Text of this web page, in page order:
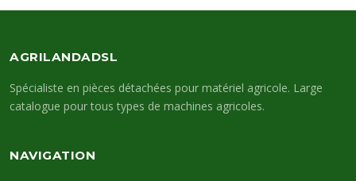
AGRILANDADSL
Spécialiste en pièces détachées pour matériel agricole. Large
catalogue pour tous types de machines agricoles.
NAVIGATION